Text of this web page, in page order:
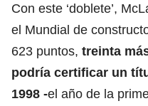
Con este ‘doblete’,
el Mundial de
623 puntos, treinta
podría certificar un
1998 -el año de la